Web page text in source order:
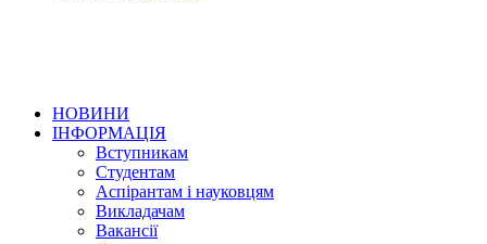
НОВИНИ
ІНФОРМАЦІЯ
Вступникам
Студентам
Аспірантам і науковцям
Викладачам
Вакансії